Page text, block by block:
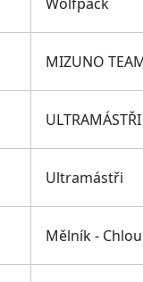
MIZUNO
ULTRAMÁSTŘI
Ultramástři
Mělník -